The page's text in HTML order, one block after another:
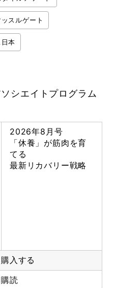
ッスルゲート
日本
シエイトプログラム
2026年8月号
「休養」が筋肉を育
てる
最新リカバリー戦略
入する
読